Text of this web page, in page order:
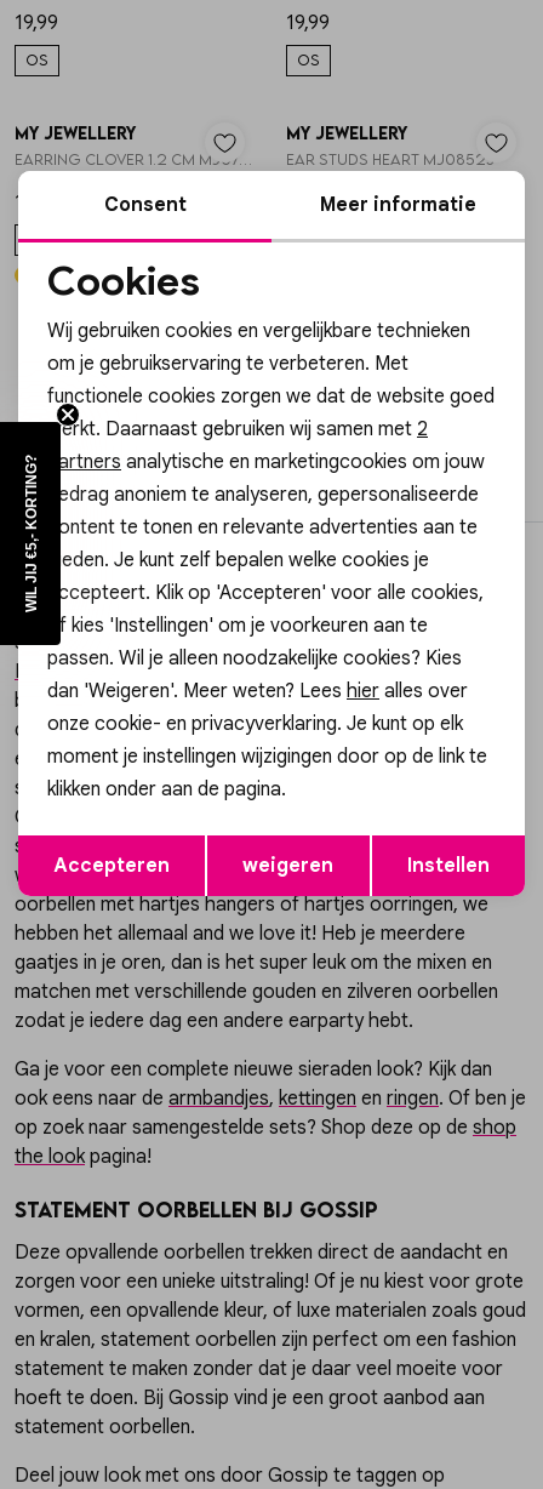
19,99
OS
19,99
OS
1 /2
My Jewellery
15,99
OS
1 /2
My Jewellery
Ear studs heart MJ08523
12,99
OS
Pagina 1 2 3 4 5 6
filter
Al je favoriete oorbellen op een rij
Gossip heeft een groot aanbod aan stainless steel, 925
sterling zilveren en 14k gouden oorbellen van merken zoals
My Jewellery ,24Kae,Day&EveenKarma Jewellery. We zijn
bij Gossip altijd een stapje voor op de laatste trends,
daardoor loop jij er helemaal fashionable bij! Zo hebben we
een ruime selectie aan minimalistische oorbellen zoals
studs, hoops en oorbellen met een hanger. Ook shop je bij
Gossip wel 25(!) verschillende hartjes oorbellen. Dit is een
super populair symbool voor oorbellen en wij snappen wel
waarom! Dus ben je op zoek naar studs met hartjes,
oorbellen met hartjes hangers of hartjes oorringen, we
hebben het allemaal and we love it! Heb je meerdere
gaatjes in je oren, dan is het super leuk om the mixen en
matchen met verschillende gouden en zilveren oorbellen
zodat je iedere dag een andere earparty hebt.
Ga je voor een complete nieuwe sieraden look? Kijk dan
ook eens naar de armbandjes, kettingen en ringen. Of ben je
op zoek naar samengestelde sets? Shop deze op de shop
the look pagina!
Statement oorbellen bij Gossip
Deze opvallende oorbellen trekken direct de aandacht en
zorgen voor een unieke uitstraling! Of je nu kiest voor grote
vormen, een opvallende kleur, of luxe materialen zoals goud
en kralen, statement oorbellen zijn perfect om een fashion
statement te maken zonder dat je daar veel moeite voor
hoeft te doen. Bij Gossip vind je een groot aanbod aan
statement oorbellen.
Deel jouw look met ons door Gossip te taggen op
Noodzakelijke cookies
Personalisatie cookies
Analytische cookies
Marketing cookies
Opslaan
Consent Meer informatie
Cookies
Wij gebruiken cookies en vergelijkbare technieken
om je gebruikservaring te verbeteren. Met
functionele cookies zorgen we dat de website goed
werkt. Daarnaast gebruiken wij samen met 2
partners analytische en marketingcookies om jouw
gedrag anoniem te analyseren, gepersonaliseerde
content te tonen en relevante advertenties aan te
bieden. Je kunt zelf bepalen welke cookies je
accepteert. Klik op 'Accepteren' voor alle cookies,
of kies 'Instellingen' om je voorkeuren aan te
passen. Wil je alleen noodzakelijke cookies? Kies
dan 'Weigeren'. Meer weten? Lees hier alles over
onze cookie- en privacyverklaring. Je kunt op elk
moment je instellingen wijzigingen door op de link te
klikken onder aan de pagina.
Accepteren weigeren Instellen
WIL JIJ €5,- KORTING?